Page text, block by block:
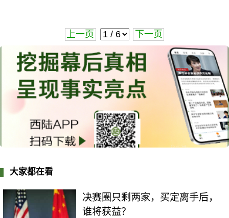
上一页 下一页
大家都在看
决赛圈只剩两家，买定离手后，
谁将获益？